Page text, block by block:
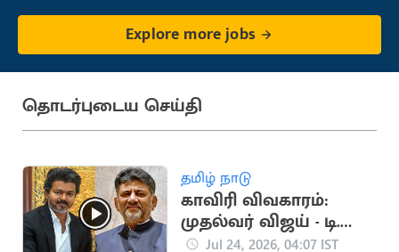
Explore more jobs
தொடர்புடைய செய்தி
தமிழ் நாடு
காவிரி விவகாரம்:
முதல்வர் விஜய் - டி.கே.
சிவகுமார் ஆகஸ்ட் 3-ல்
Jul 24, 2026, 04:07 IST